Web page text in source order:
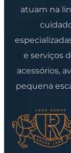
atuam na
e serviços
acessórios,
pequena